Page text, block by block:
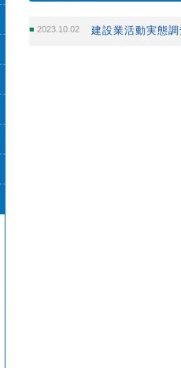
2023.10.02 建設業活動実態